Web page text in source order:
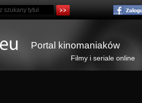
Portal kinomaniaków
Filmy i seriale online